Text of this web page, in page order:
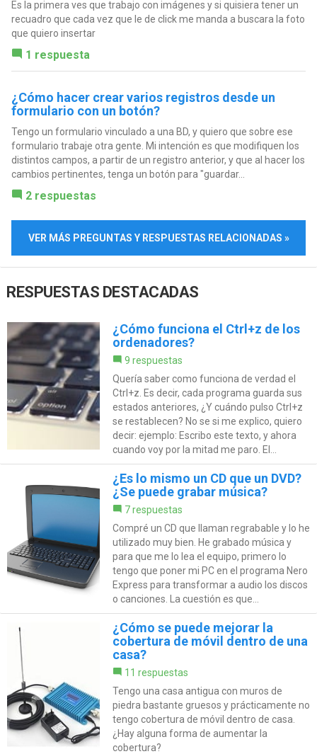
Es la primera ves que trabajo con imágenes y si quisiera tener un
recuadro que cada vez que le de click me manda a buscara la foto
que quiero insertar
1 respuesta
¿Cómo hacer crear varios registros desde un
formulario con un botón?
Tengo un formulario vinculado a una BD, y quiero que sobre ese
formulario trabaje otra gente. Mi intención es que modifiquen los
distintos campos, a partir de un registro anterior, y que al hacer los
cambios pertinentes, tenga un botón para "guardar...
2 respuestas
VER MÁS PREGUNTAS Y RESPUESTAS RELACIONADAS »
RESPUESTAS DESTACADAS
¿Cómo funciona el Ctrl+z de los
ordenadores?
9 respuestas
Quería saber como funciona de verdad el
Ctrl+z. Es decir, cada programa guarda sus
estados anteriores, ¿Y cuándo pulso Ctrl+z
se restablecen? No se si me explico, quiero
decir: ejemplo: Escribo este texto, y ahora
cuando voy por la mitad me paro. El...
¿Es lo mismo un CD que un DVD?
¿Se puede grabar música?
7 respuestas
Compré un CD que llaman regrabable y lo he
utilizado muy bien. He grabado música y
para que me lo lea el equipo, primero lo
tengo que poner mi PC en el programa Nero
Express para transformar a audio los discos
o canciones. La cuestión es que...
¿Cómo se puede mejorar la
cobertura de móvil dentro de una
casa?
11 respuestas
Tengo una casa antigua con muros de
piedra bastante gruesos y prácticamente no
tengo cobertura de móvil dentro de casa.
¿Hay alguna forma de aumentar la
cobertura?